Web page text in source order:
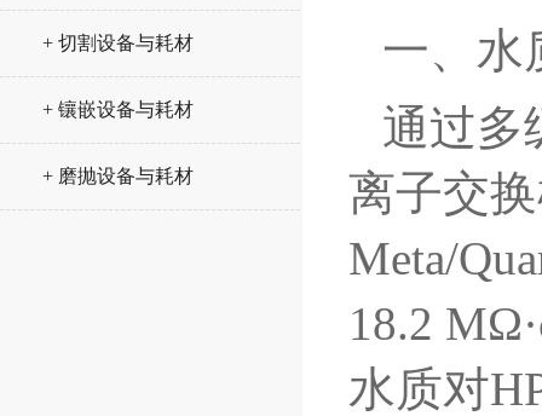
+ 切割设备与耗材
+ 镶嵌设备与耗材
+ 磨抛设备与耗材
一、水
通过多
离子交
Meta/
18.2
水质对